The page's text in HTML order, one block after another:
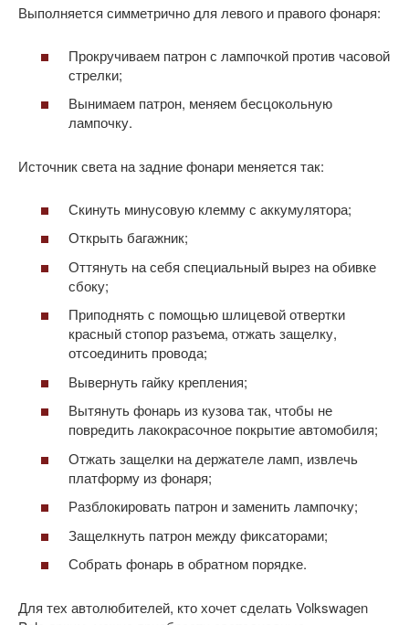
Выполняется симметрично для левого и правого фонаря:
Прокручиваем патрон с лампочкой против часовой
стрелки;
Вынимаем патрон, меняем бесцокольную
лампочку.
Источник света на задние фонари меняется так:
Скинуть минусовую клемму с аккумулятора;
Открыть багажник;
Оттянуть на себя специальный вырез на обивке
сбоку;
Приподнять с помощью шлицевой отвертки
красный стопор разъема, отжать защелку,
отсоединить провода;
Вывернуть гайку крепления;
Вытянуть фонарь из кузова так, чтобы не
повредить лакокрасочное покрытие автомобиля;
Отжать защелки на держателе ламп, извлечь
платформу из фонаря;
Разблокировать патрон и заменить лампочку;
Защелкнуть патрон между фиксаторами;
Собрать фонарь в обратном порядке.
Для тех автолюбителей, кто хочет сделать Volkswagen